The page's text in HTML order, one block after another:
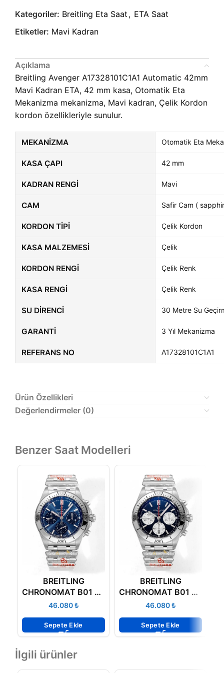
Kategoriler: Breitling Eta Saat , ETA Saat
Etiketler: Mavi Kadran
Açıklama
Breitling Avenger A17328101C1A1 Automatic 42mm
Mavi Kadran ETA, 42 mm kasa, Otomatik Eta
Mekanizma mekanizma, Mavi kadran, Çelik Kordon
kordon özellikleriyle sunulur.
MEKANIZMA Otomatik Eta
KASA ÇAPI 42 mm
KADRAN RENGI Mavi
CAM Safir Cam (
KORDON TIPI Çelik Kordon
KASA MALZEMESI Çelik
KORDON RENGI Çelik Renk
KASA RENGI Çelik Renk
SU DIRENCI 30 Metre Su
GARANTI 3 Yıl Mekanizma
REFERANS NO A17328101C1A1
Ürün Özellikleri
Değerlendirmeler (0)
Benzer Saat Modelleri
BREITLING
CHRONOMAT B01 42
AB0134101C1A1
₺
Sepete Ekle
BREITLING
CHRONOMAT B01 42
AB0134101B1A1
₺
Sepete Ekle
İlgili ürünler